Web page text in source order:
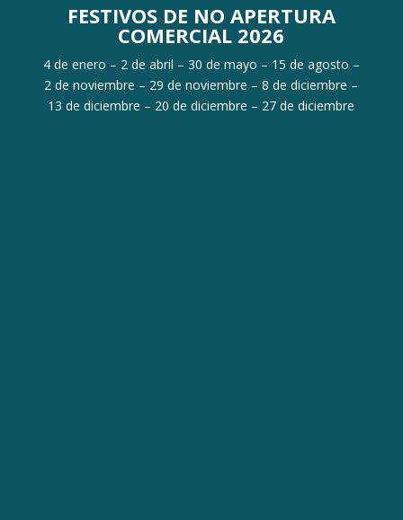
FESTIVOS DE NO APERTURA
COMERCIAL 2026
4 de enero – 2 de abril – 30 de mayo – 15 de agosto –
2 de noviembre – 29 de noviembre – 8 de diciembre –
13 de diciembre – 20 de diciembre – 27 de diciembre